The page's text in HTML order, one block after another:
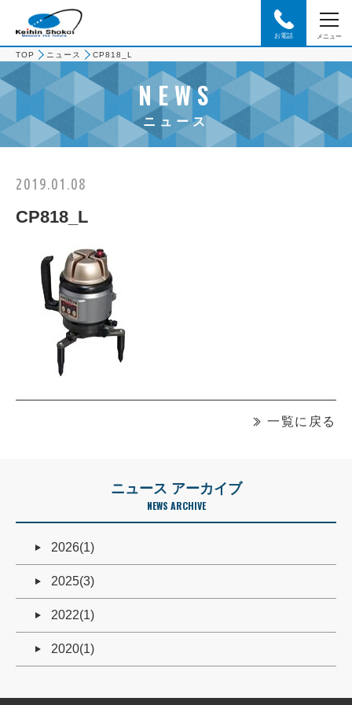
メニュー
お電話
TOP ニュース CP818_L
NEWS
ニュース
2019.01.08
CP818_L
一覧に戻る
ニュース アーカイブ
NEWS ARCHIVE
2026(1)
2025(3)
2022(1)
2020(1)